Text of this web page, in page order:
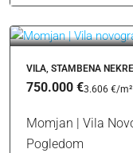
VILA, STAMBENA
750.000 €3.606 €/m²
Momjan | Vila
Pogledom